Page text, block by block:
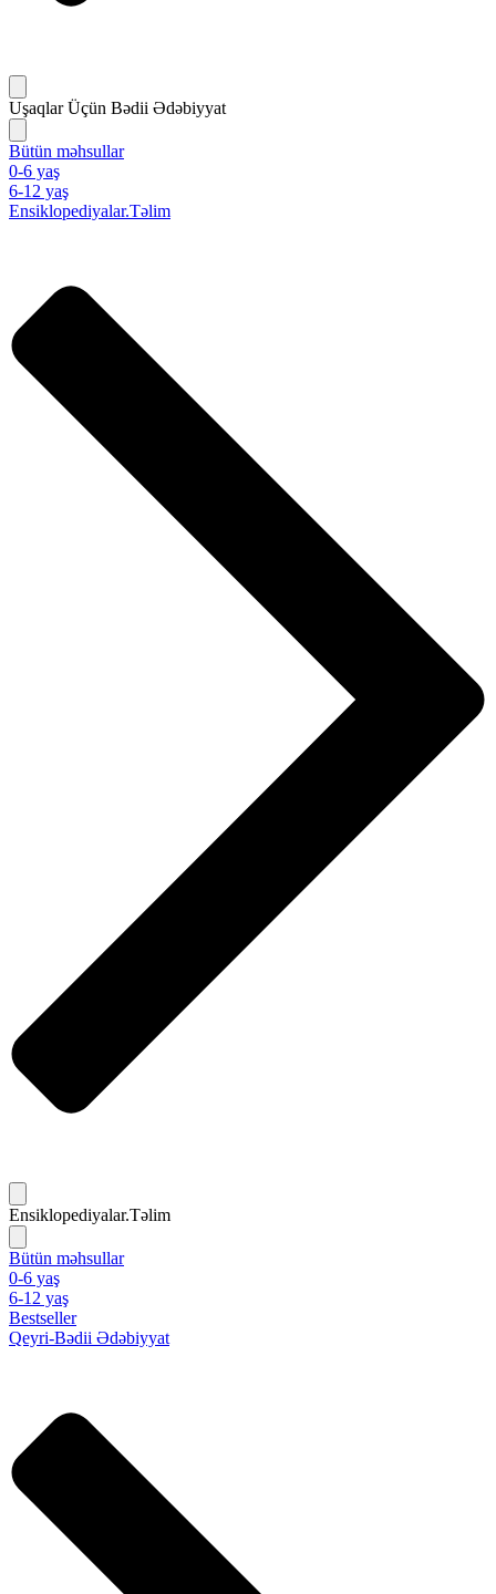
Uşaqlar Üçün Bədii Ədəbiyyat
Bütün məhsullar
0-6 yaş
6-12 yaş
Ensiklopediyalar.Təlim
Ensiklopediyalar.Təlim
Bütün məhsullar
0-6 yaş
6-12 yaş
Bestseller
Qeyri-Bədii Ədəbiyyat